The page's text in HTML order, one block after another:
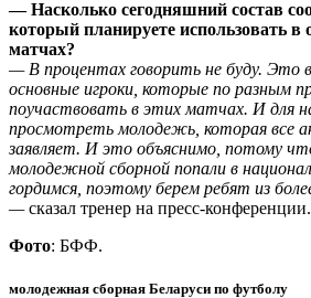
— Насколько сегодняшний состав
который планируете использовать
матчах?
— В процентах говорить не буду. Это
основные игроки, которые по разным
поучаствовать в этих матчах. И для
просмотреть молодежь, которая все
заявляет. И это объяснимо, потому
молодежной сборной попали в
гордимся, поэтому берем ребят из
—сказал тренер на пресс-конференции.
Фото: БФФ.
молодежная сборная Беларуси по футболу